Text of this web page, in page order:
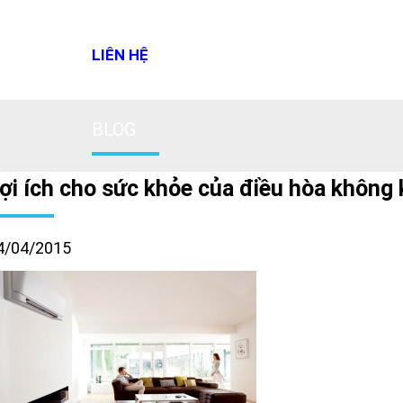
LIÊN HỆ
ích cho sức khỏe của điều hòa không
04/2015